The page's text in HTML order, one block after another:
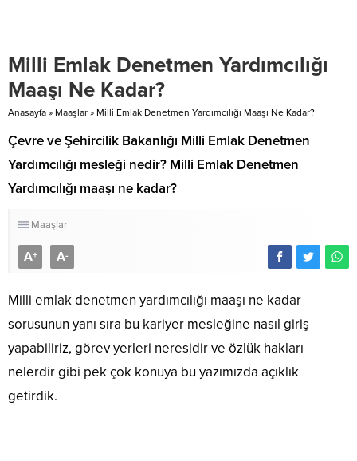
Milli Emlak Denetmen Yardımcılığı
Maaşı Ne Kadar?
Anasayfa » Maaşlar » Milli Emlak Denetmen Yardımcılığı Maaşı Ne Kadar?
Çevre ve Şehircilik Bakanlığı Milli Emlak Denetmen
Yardımcılığı mesleği nedir? Milli Emlak Denetmen
Yardımcılığı maaşı ne kadar?
Maaşlar
A+ A-
Milli emlak denetmen yardımcılığı maaşı ne kadar
sorusunun yanı sıra bu kariyer mesleğine nasıl giriş
yapabiliriz, görev yerleri neresidir ve özlük hakları
nelerdir gibi pek çok konuya bu yazımızda açıklık
getirdik.